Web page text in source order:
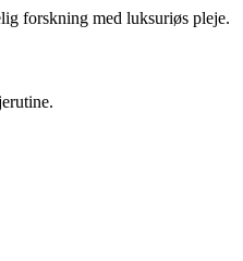
forskning med luksuriøs pleje.